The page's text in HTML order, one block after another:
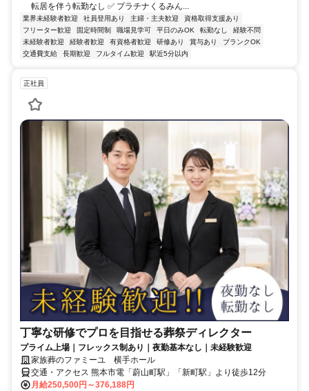
転居を伴う転勤なし ✅ プラチナくるみん...
業界未経験者歓迎 社員登用あり 主婦・主夫歓迎
資格取得支援あり
フリーター歓迎
固定時間制 職場見学可 平日のみOK 転勤なし
経験不問
未経験者歓迎
経験者歓迎 有資格者歓迎 研修あり 賞与あり
ブランクOK
交通費支給
長期歓迎 フルタイム歓迎 駅近5分以内
正社員
丁寧な研修でプロを目指せる葬祭ディレクター
プライム上場｜フレックス制あり｜夜勤基本なし｜未経験歓迎
家族葬のファミーユ 横手ホール
交通・アクセス 熊本市電「蔚山町駅」「新町駅」より徒歩12分
月給250,500円～376,188円